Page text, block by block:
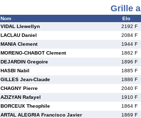
Grille
Nom
Elo
VIDAL Llewellyn
2192 F
LACLAU Daniel
2084 F
MANIA Clement
1944 F
MORENO-CHABOT Clement
1862 F
DEJARDIN Gregoire
1896 F
HASBI Nabil
1885 F
GILLES Jean-Claude
1886 F
CHAGNY Pierre
2040 F
AZIZYAN Rafayel
1910 F
BORCEUX Theophile
1864 F
ARTAL ALEGRIA Francisco Javier
1869 F